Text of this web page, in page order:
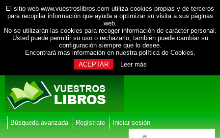
El sitio web www.vuestroslibros.com utiliza cookies propias y de terceros
para recopilar información que ayuda a optimizar su visita a sus páginas
web.
No se utilizarán las cookies para recoger información de carácter personal.
Usted puede permitir su uso o rechazarlo; también puede cambiar su
configuración siempre que lo desee.
Encontrará mas información en nuestra política de Cookies.
ACEPTAR
Leer más
Búsqueda avanzada Regístrate Iniciar sesión